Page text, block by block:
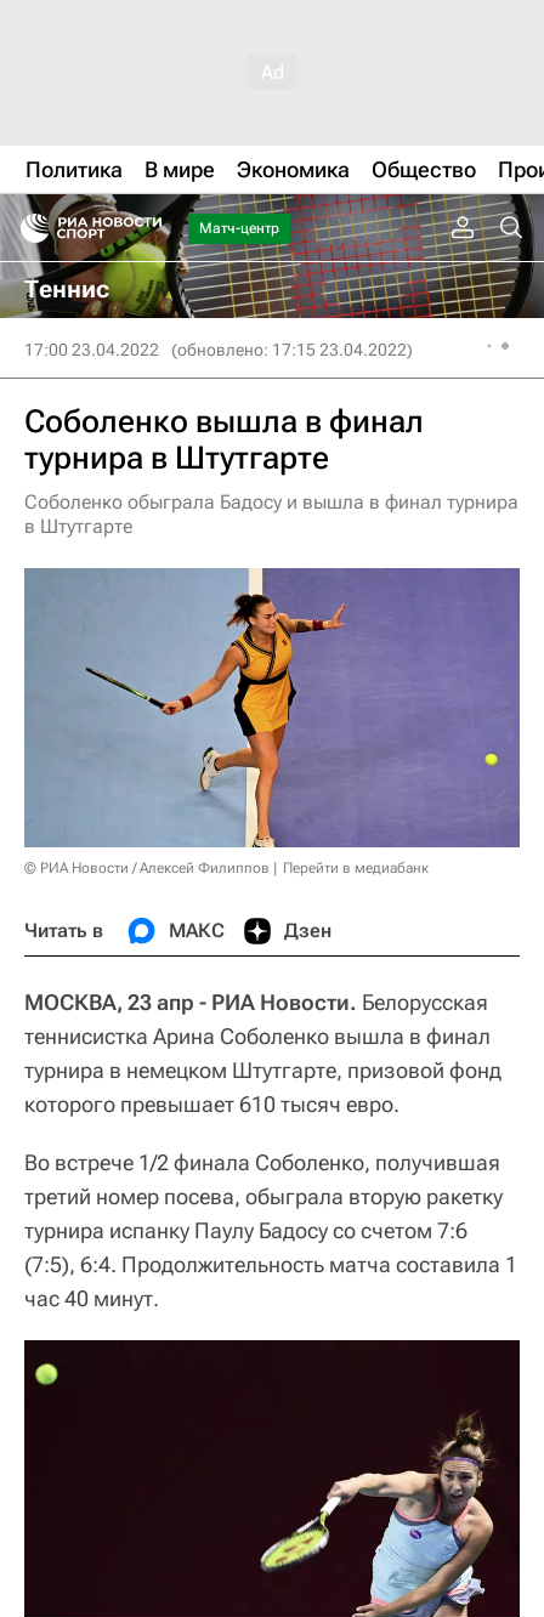
Политика В мире Экономика Общество
Матч-центр
Теннис
17:00 23.04.2022 (обновлено: 17:15 23.04.2022)
Соболенко вышла в финал
турнира в Штутгарте
Соболенко обыграла Бадосу и вышла в финал турнира
в Штутгарте
© РИА Новости / Алексей Филиппов Перейти в медиабанк
Читать в МАКС Дзен
МОСКВА, 23 апр - РИА Новости. Белорусская
теннисистка Арина Соболенко вышла в финал
турнира в немецком Штутгарте, призовой фонд
которого превышает 610 тысяч евро.
Во встрече 1/2 финала Соболенко, получившая
третий номер посева, обыграла вторую ракетку
турнира испанку Паулу Бадосу со счетом 7:6
(7:5), 6:4. Продолжительность матча составила 1
час 40 минут.